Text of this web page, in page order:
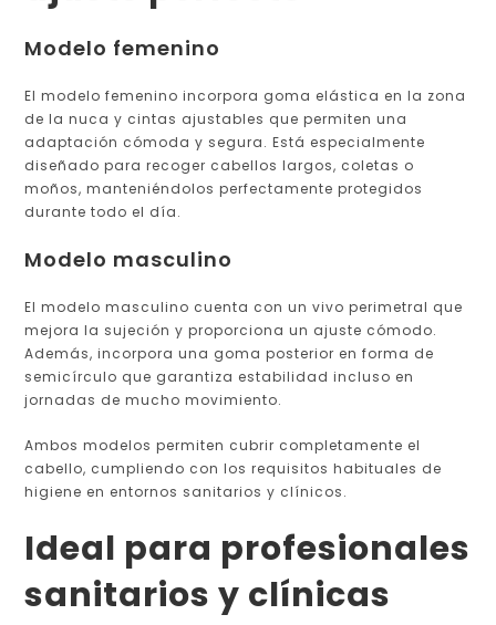
Modelo femenino
El modelo femenino incorpora goma elástica en la zona
de la nuca y cintas ajustables que permiten una
adaptación cómoda y segura. Está especialmente
diseñado para recoger cabellos largos, coletas o
moños, manteniéndolos perfectamente protegidos
durante todo el día.
Modelo masculino
El modelo masculino cuenta con un vivo perimetral que
mejora la sujeción y proporciona un ajuste cómodo.
Además, incorpora una goma posterior en forma de
semicírculo que garantiza estabilidad incluso en
jornadas de mucho movimiento.
Ambos modelos permiten cubrir completamente el
cabello, cumpliendo con los requisitos habituales de
higiene en entornos sanitarios y clínicos.
Ideal para profesionales
sanitarios y clínicas